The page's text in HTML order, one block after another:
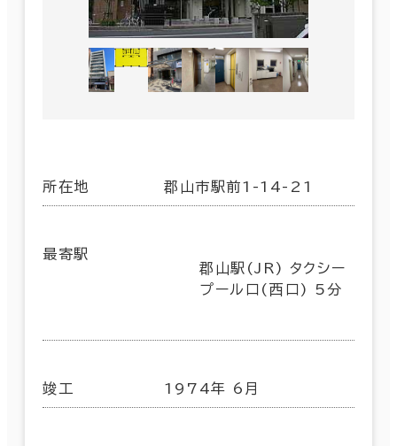
所在地 郡山市駅前1-14-21
最寄駅
郡山駅(JR) タクシー
プール口(西口) 5分
竣工 1974年 6月